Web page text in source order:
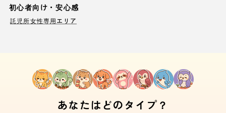
初心者向け・安心感
託児所女性専用エリア
あなたはどのタイプ？